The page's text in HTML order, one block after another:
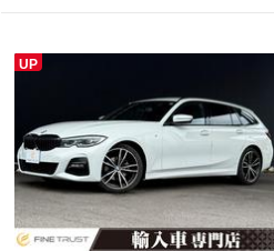
UP